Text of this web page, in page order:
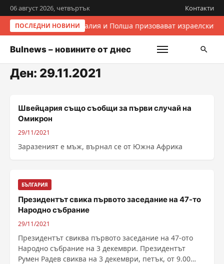
06 август 2026, четвъртък Контакти
ПОСЛЕДНИ НОВИНИИталия и Полша призовават
Bulnews – новините от днес
Ден: 29.11.2021
Швейцария също съобщи за първи случай на
Омикрон
29/11/2021
Заразеният е мъж, върнал се от Южна Африка
БЪЛГАРИЯ
Президентът свика първото заседание на 47-то
Народно събрание
29/11/2021
Президентът свиква първото заседание на 47-ото
Народно събрание на 3 декември. Президентът
Румен Радев свиква на 3 декември, петък, от 9.00